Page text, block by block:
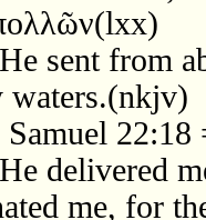
sent from
waters.(nkjv)
delivered
me, for